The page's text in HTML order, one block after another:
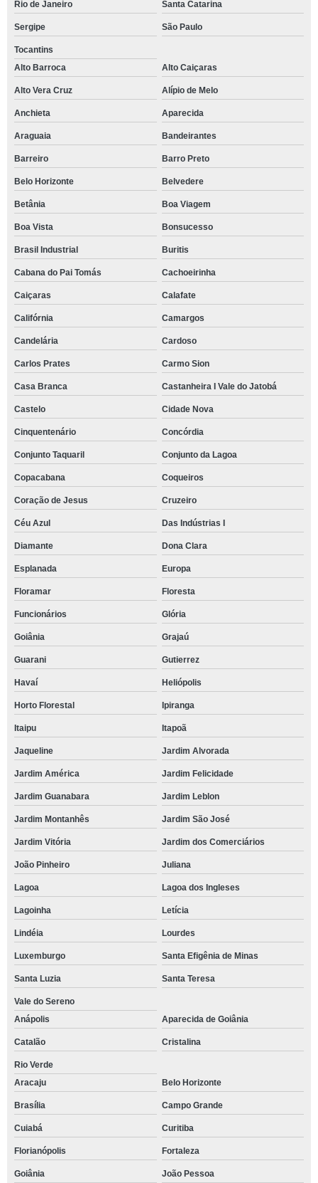
Rio de Janeiro Santa Catarina
Sergipe São Paulo
Tocantins
Alto Barroca
Alto Caiçaras
Alto Vera Cruz Alípio de Melo
Anchieta Aparecida
Araguaia Bandeirantes
Barreiro Barro Preto
Belo Horizonte Belvedere
Betânia Boa Viagem
Boa Vista Bonsucesso
Brasil Industrial Buritis
Cabana do Pai Tomás Cachoeirinha
Caiçaras Calafate
Califórnia Camargos
Candelária Cardoso
Carlos Prates Carmo Sion
Casa Branca Castanheira I Vale do Jatobá
Castelo Cidade Nova
Cinquentenário Concórdia
Conjunto Taquaril Conjunto da Lagoa
Copacabana Coqueiros
Coração de Jesus Cruzeiro
Céu Azul Das Indústrias I
Diamante Dona Clara
Esplanada Europa
Floramar Floresta
Funcionários Glória
Goiânia Grajaú
Guarani Gutierrez
Havaí Heliópolis
Horto Florestal Ipiranga
Itaipu Itapoã
Jaqueline Jardim Alvorada
Jardim América Jardim Felicidade
Jardim Guanabara Jardim Leblon
Jardim Montanhês Jardim São José
Jardim Vitória Jardim dos Comerciários
João Pinheiro Juliana
Lagoa Lagoa dos Ingleses
Lagoinha Letícia
Lindéia Lourdes
Luxemburgo Santa Efigênia de Minas
Santa Luzia Santa Teresa
Vale do Sereno
Anápolis
Aparecida de Goiânia
Catalão Cristalina
Rio Verde
Aracaju
Belo Horizonte
Brasília Campo Grande
Cuiabá Curitiba
Florianópolis Fortaleza
Goiânia João Pessoa